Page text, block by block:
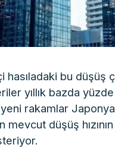
bu düşüş
yıllık bazda
rakamlar
mevcut düşüş